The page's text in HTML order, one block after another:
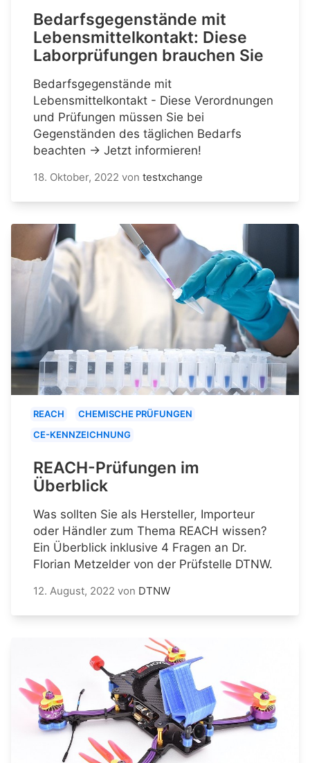
Bedarfsgegenstände mit
Lebensmittelkontakt: Diese
Laborprüfungen brauchen Sie
Bedarfsgegenstände mit
Lebensmittelkontakt - Diese Verordnungen
und Prüfungen müssen Sie bei
Gegenständen des täglichen Bedarfs
beachten → Jetzt informieren!
18. Oktober, 2022 von testxchange
REACH
CHEMISCHE PRÜFUNGEN
CE-KENNZEICHNUNG
REACH-Prüfungen im
Überblick
Was sollten Sie als Hersteller, Importeur
oder Händler zum Thema REACH wissen?
Ein Überblick inklusive 4 Fragen an Dr.
Florian Metzelder von der Prüfstelle DTNW.
12. August, 2022 von DTNW